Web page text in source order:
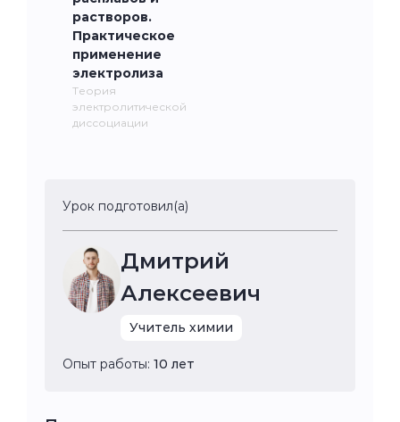
растворов.
Практическое
применение
электролиза
Теория
электролитической
диссоциации
Урок подготовил(а)
Дмитрий
Алексеевич
Учитель химии
Опыт работы: 10 лет